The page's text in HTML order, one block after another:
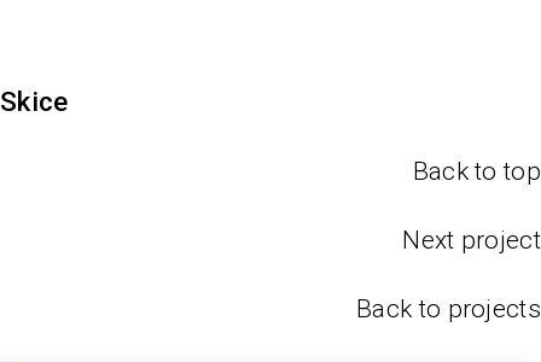
Skice
Back to top
Next project
Back to projects